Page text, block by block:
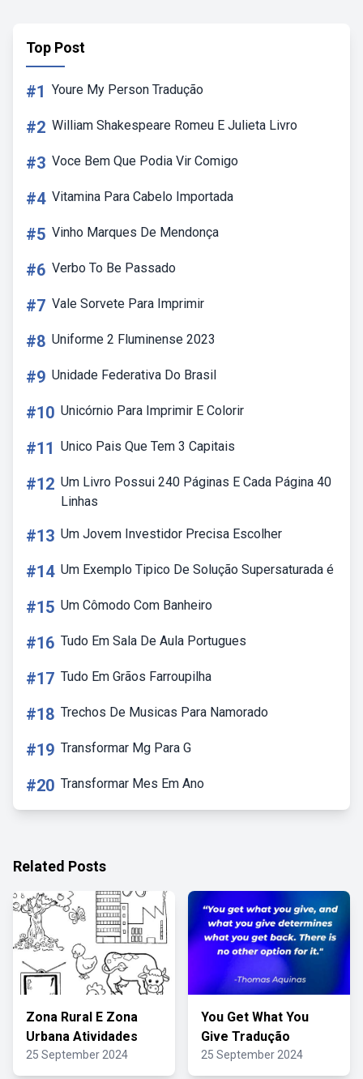
Top Post
#1 Youre My Person Tradução
#2 William Shakespeare Romeu E Julieta Livro
#3 Voce Bem Que Podia Vir Comigo
#4 Vitamina Para Cabelo Importada
#5 Vinho Marques De Mendonça
#6 Verbo To Be Passado
#7 Vale Sorvete Para Imprimir
#8 Uniforme 2 Fluminense 2023
#9 Unidade Federativa Do Brasil
#10 Unicórnio Para Imprimir E Colorir
#11 Unico Pais Que Tem 3 Capitais
#12 Um Livro Possui 240 Páginas E Cada Página 40
Linhas
#13 Um Jovem Investidor Precisa Escolher
#14 Um Exemplo Tipico De Solução Supersaturada é
#15 Um Cômodo Com Banheiro
#16 Tudo Em Sala De Aula Portugues
#17 Tudo Em Grãos Farroupilha
#18 Trechos De Musicas Para Namorado
#19 Transformar Mg Para G
#20 Transformar Mes Em Ano
Related Posts
Zona Rural E Zona
Urbana Atividades
25 September 2024
You Get What You
Give Tradução
25 September 2024